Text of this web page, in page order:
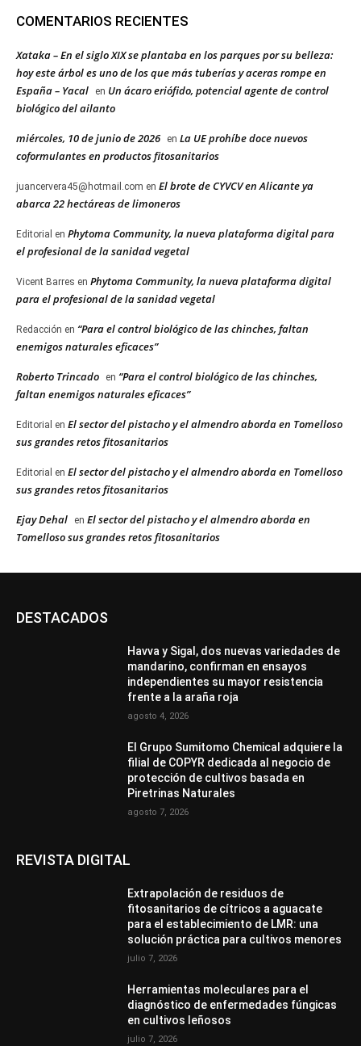
COMENTARIOS RECIENTES
Xataka – En el siglo XIX se plantaba en los parques por su belleza:
hoy este árbol es uno de los que más tuberías y aceras rompe en
España – Yacal
en Un ácaro eriófido, potencial agente de control
biológico del ailanto
miércoles, 10 de junio de 2026 en La UE prohíbe doce nuevos
coformulantes en productos fitosanitarios
juancervera45@hotmail.com en El brote de CYVCV en Alicante ya
abarca 22 hectáreas de limoneros
Editorial en Phytoma Community, la nueva plataforma digital para
el profesional de la sanidad vegetal
Vicent Barres en Phytoma Community, la nueva plataforma digital
para el profesional de la sanidad vegetal
Redacción en “Para el control biológico de las chinches, faltan
enemigos naturales eficaces”
Roberto Trincado en “Para el control biológico de las chinches,
faltan enemigos naturales eficaces”
Editorial en El sector del pistacho y el almendro aborda en Tomelloso
sus grandes retos fitosanitarios
Editorial en El sector del pistacho y el almendro aborda en Tomelloso
sus grandes retos fitosanitarios
Ejay Dehal en El sector del pistacho y el almendro aborda en
Tomelloso sus grandes retos fitosanitarios
DESTACADOS
Havva y Sigal, dos nuevas variedades de
mandarino, confirman en ensayos
independientes su mayor resistencia
frente a la araña roja
agosto 4, 2026
El Grupo Sumitomo Chemical adquiere la
filial de COPYR dedicada al negocio de
protección de cultivos basada en
Piretrinas Naturales
agosto 7, 2026
REVISTA DIGITAL
Extrapolación de residuos de
fitosanitarios de cítricos a aguacate
para el establecimiento de LMR: una
solución práctica para cultivos menores
julio 7, 2026
Herramientas moleculares para el
diagnóstico de enfermedades fúngicas
en cultivos leñosos
julio 7, 2026